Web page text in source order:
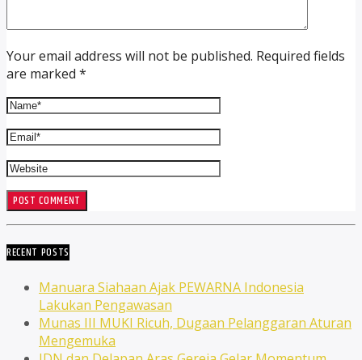
Your email address will not be published. Required fields
are marked *
RECENT POSTS
Manuara Siahaan Ajak PEWARNA Indonesia
Lakukan Pengawasan
Munas III MUKI Ricuh, Dugaan Pelanggaran Aturan
Mengemuka